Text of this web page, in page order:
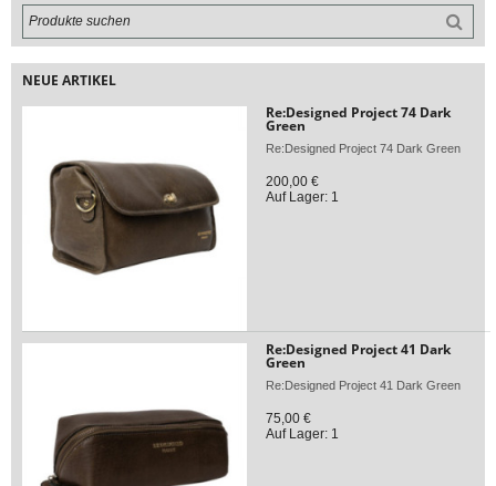
NEUE ARTIKEL
Re:Designed Project 74 Dark
Green
Re:Designed Project 74 Dark Green
200,00 €
Auf Lager: 1
Re:Designed Project 41 Dark
Green
Re:Designed Project 41 Dark Green
75,00 €
Auf Lager: 1